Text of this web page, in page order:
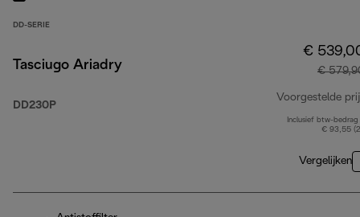
DD-SERIE
Tasciugo Ariadry
DD230P
€
€
Voorgestelde
Inclusief btw-bedrag
€ 93,55
Vergelijken